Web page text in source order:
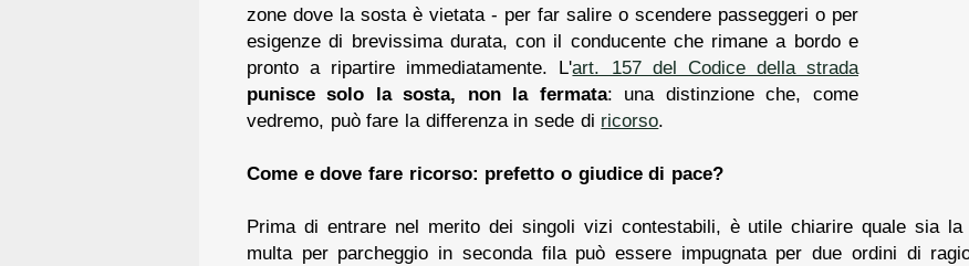
zone dove la sosta è vietata - per far salire o scendere passeggeri o per
esigenze di brevissima durata, con il conducente che rimane a bordo e
pronto a ripartire immediatamente. L'art. 157 del Codice della strada
punisce solo la sosta, non la fermata: una distinzione che, come
vedremo, può fare la differenza in sede di ricorso.
Come e dove fare ricorso: prefetto o giudice di pace?
Prima di entrare nel merito dei singoli vizi contestabili, è utile chiarire quale sia
multa per parcheggio in seconda fila può essere impugnata per due ordini di